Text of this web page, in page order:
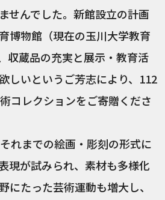
せんでした。新館設立の計画
博物館（現在の玉川大学教育
収蔵品の充実と展示・教育活
しいというご芳志により、112
コレクションをご寄贈くださ
れまでの絵画・彫刻の形式に
現が試みられ、素材も多様化
にたった芸術運動も増大し、